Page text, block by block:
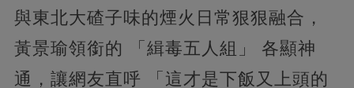
與東北大碴子味的煙火日常狠狠融合，
黃景瑜領銜的 「緝毒五人組」 各顯神
通，讓網友直呼 「這才是下飯又上頭的